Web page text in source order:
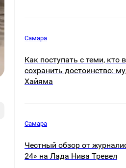
Самара
Как поступать с теми, кто
сохранить достоинство:
Хайяма
Самара
Честный обзор от
24» на Лада Нива Тревел